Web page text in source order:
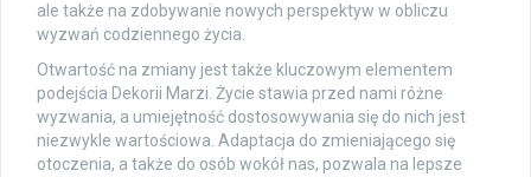
ale także na zdobywanie nowych perspektyw w obliczu
wyzwań codziennego życia.
Otwartość na zmiany jest także kluczowym elementem
podejścia Dekorii Marzi. Życie stawia przed nami różne
wyzwania, a umiejętność dostosowywania się do nich jest
niezwykle wartościowa. Adaptacja do zmieniającego się
otoczenia, a także do osób wokół nas, pozwala na lepsze